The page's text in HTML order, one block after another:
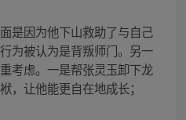
是因为他下山救助了与自己
为被认为是背叛师门。另一
考虑。一是帮张灵玉卸下龙
，让他能更自在地成长；